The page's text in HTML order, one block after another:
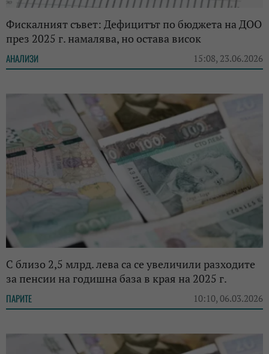
Фискалният съвет: Дефицитът по бюджета на ДОО
през 2025 г. намалява, но остава висок
АНАЛИЗИ 15:08, 23.06.2026
С близо 2,5 млрд. лева са се увеличили разходите
за пенсии на годишна база в края на 2025 г.
ПАРИТЕ 10:10, 06.03.2026